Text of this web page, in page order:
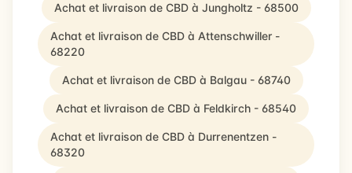
Achat et livraison de CBD à Jungholtz - 68500
Achat et livraison de CBD à Attenschwiller -
68220
Achat et livraison de CBD à Balgau - 68740
Achat et livraison de CBD à Feldkirch - 68540
Achat et livraison de CBD à Durrenentzen -
68320